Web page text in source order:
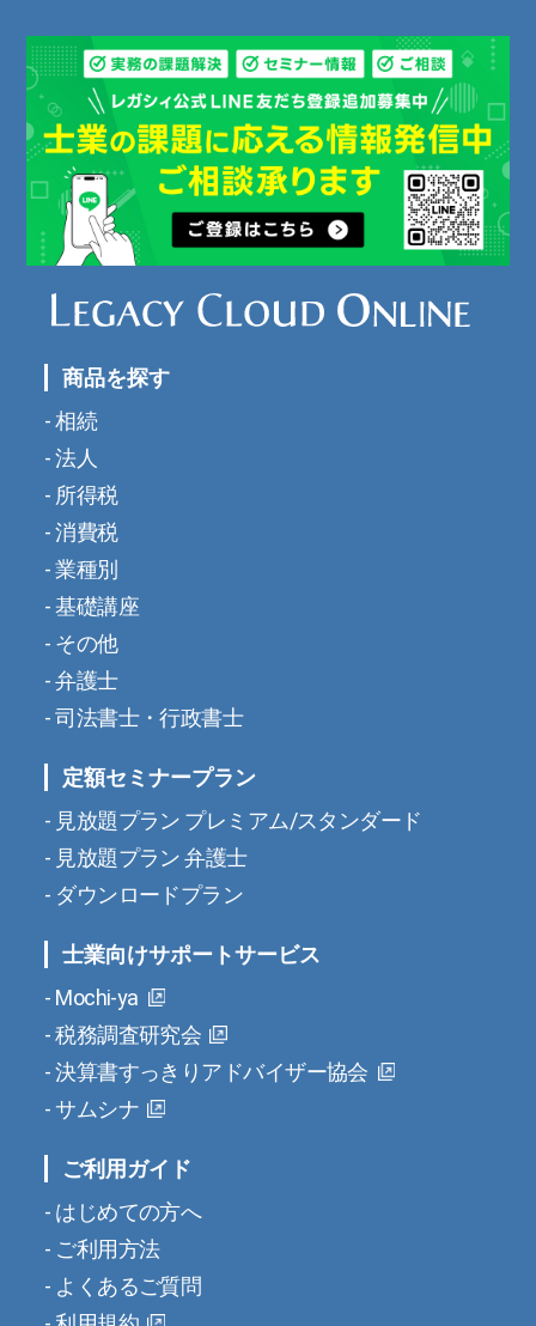
商品を探す
相続
法人
所得税
消費税
業種別
基礎講座
その他
弁護士
司法書士・行政書士
定額セミナープラン
見放題プラン プレミアム/スタンダード
見放題プラン 弁護士
ダウンロードプラン
士業向けサポートサービス
Mochi-ya
税務調査研究会
決算書すっきりアドバイザー協会
サムシナ
ご利用ガイド
はじめての方へ
ご利用方法
よくあるご質問